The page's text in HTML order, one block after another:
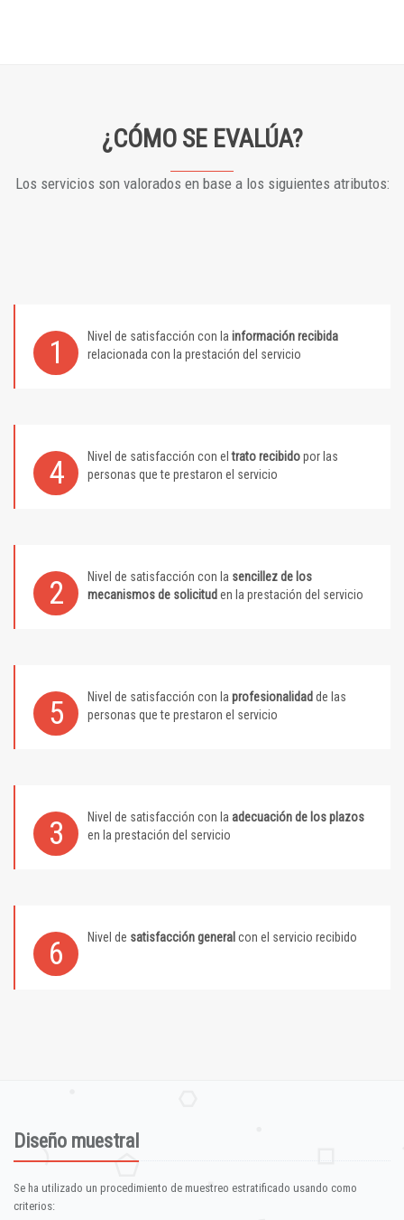
¿CÓMO SE EVALÚA?
Los servicios son valorados en base a los siguientes atributos:
1 Nivel de satisfacción con la información recibida
relacionada con la prestación del servicio
4 Nivel de satisfacción con eltrato recibidopor las
personas que te prestaron el servicio
2 Nivel de satisfacción con la sencillez de los
mecanismos de solicitud en la prestación del servicio
5 Nivel de satisfacción con la profesionalidad de las
personas que te prestaron el servicio
3 Nivel de satisfacción con la adecuación de los plazos
en la prestación del servicio
6 Nivel de satisfacción general con el servicio recibido
Diseño muestral
Se ha utilizado un procedimiento de muestreo estratificado usando como
criterios: